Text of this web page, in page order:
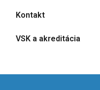
Kontakt
VSK a akreditácia